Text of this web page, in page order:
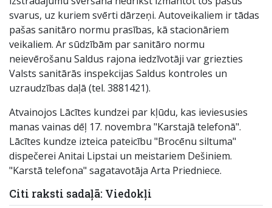
svarus, uz kuriem svērti dārzeņi. Autoveikaliem ir tādas
pašas sanitāro normu prasības, kā stacionāriem
veikaliem. Ar sūdzībām par sanitāro normu
neievērošanu Saldus rajona iedzīvotāji var griezties
Valsts sanitārās inspekcijas Saldus kontroles un
uzraudzības daļā (tel. 3881421).
Atvainojos Lācītes kundzei par kļūdu, kas ieviesusies
manas vainas dēļ 17. novembra "Karstajā telefonā".
Lācītes kundze izteica pateicību "Brocēnu siltuma"
dispečerei Anitai Lipstai un meistariem Dešiniem.
"Karstā telefona" sagatavotāja Arta Priedniece.
Citi raksti sadaļā: Viedokļi